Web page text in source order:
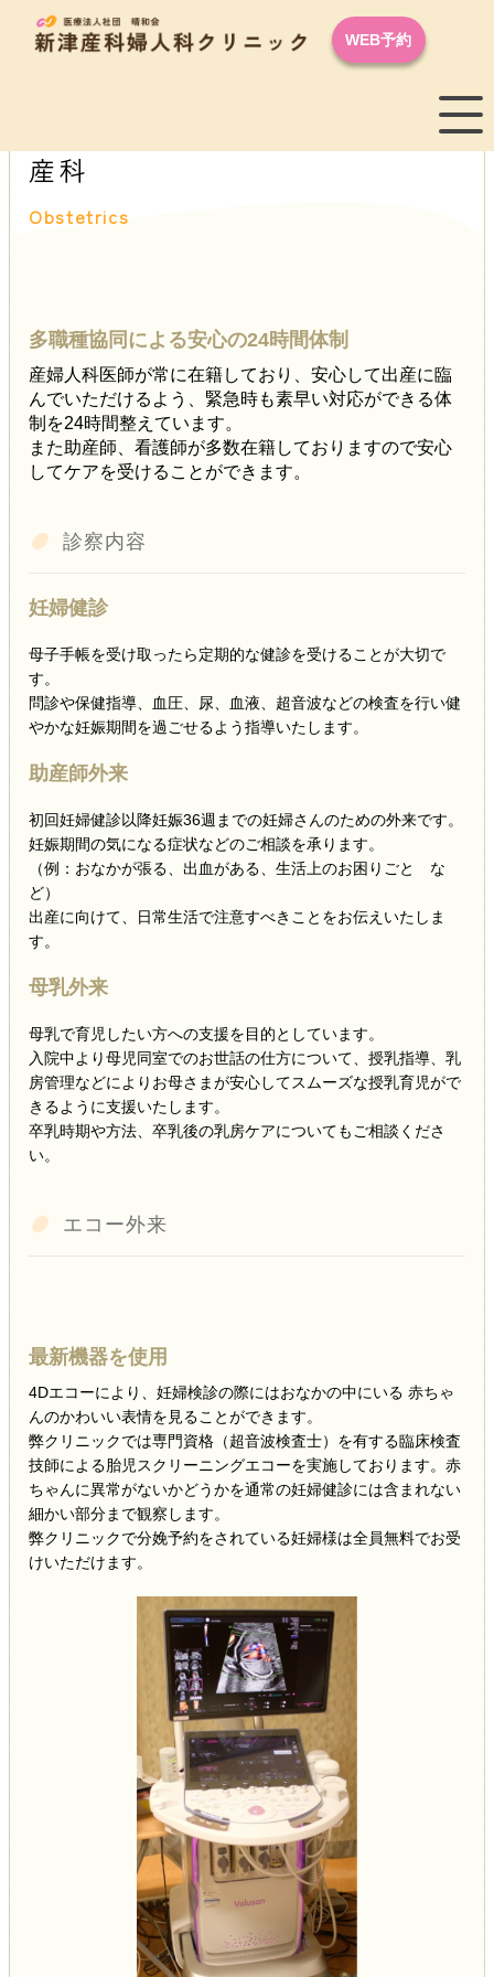
WEB予約
産科
Obstetrics
多職種協同による安心の24時間体制
産婦人科医師が常に在籍しており、安心して出産に臨
んでいただけるよう、緊急時も素早い対応ができる体
制を24時間整えています。
また助産師、看護師が多数在籍しておりますので安心
してケアを受けることができます。
診察内容
妊婦健診
母子手帳を受け取ったら定期的な健診を受けることが大切で
す。
問診や保健指導、血圧、尿、血液、超音波などの検査を行い健
やかな妊娠期間を過ごせるよう指導いたします。
助産師外来
初回妊婦健診以降妊娠36週までの妊婦さんのための外来です。
妊娠期間の気になる症状などのご相談を承ります。
（例：おなかが張る、出血がある、生活上のお困りごと な
ど）
出産に向けて、日常生活で注意すべきことをお伝えいたしま
す。
母乳外来
母乳で育児したい方への支援を目的としています。
入院中より母児同室でのお世話の仕方について、授乳指導、乳
房管理などによりお母さまが安心してスムーズな授乳育児がで
きるように支援いたします。
卒乳時期や方法、卒乳後の乳房ケアについてもご相談くださ
い。
エコー外来
最新機器を使用
4Dエコーにより、妊婦検診の際にはおなかの中にいる 赤ちゃ
んのかわいい表情を見ることができます。
弊クリニックでは専門資格（超音波検査士）を有する臨床検査
技師による胎児スクリーニングエコーを実施しております。赤
ちゃんに異常がないかどうかを通常の妊婦健診には含まれない
細かい部分まで観察します。
弊クリニックで分娩予約をされている妊婦様は全員無料でお受
けいただけます。